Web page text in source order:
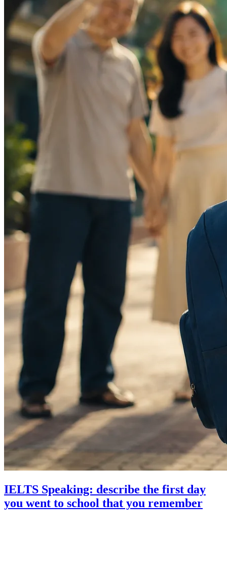
IELTS Speaking: describe the first day
you went to school that you remember